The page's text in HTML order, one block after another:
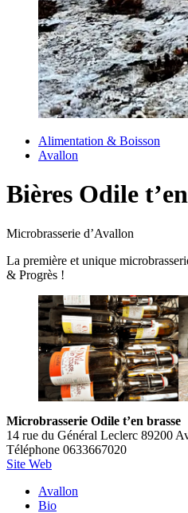
Alimentation & Boisson
Avallon
Bières Odile
Microbrasserie d’Avallon
La première et unique
& Progrès !
Microbrasserie Odile t’en brasse
14 rue du Général Leclerc 89200
Téléphone 0633667020
Site Web
Avallon
Bio